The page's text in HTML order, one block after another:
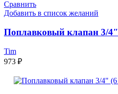
Сравнить
Добавить в список желаний
Поплавковый клапан 3/
Tim
973 ₽